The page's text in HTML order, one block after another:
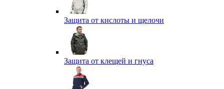
Защита от кислоты и щелочи
Защита от клещей и гнуса